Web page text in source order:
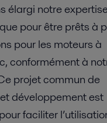
élargi notre
pour être prêts à
pour les moteurs à
conformément à
projet commun de
développement est
faciliter